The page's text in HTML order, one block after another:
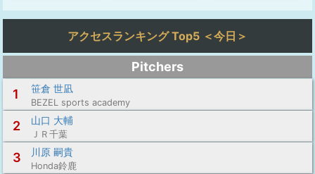
アクセスランキング Top5 ＜今日＞
Pitchers
1
笹倉 世凪
BEZEL sports academy
2 山口 大輔
ＪＲ千葉
3 川原 嗣貴
Honda鈴鹿